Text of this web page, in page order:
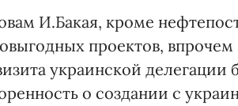
И.Бакая, кроме
проектов,
украинской делегации
о создании с